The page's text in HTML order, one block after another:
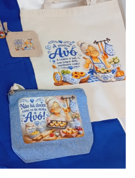
/ necessaires / estojos /
dos avós – vários modelos